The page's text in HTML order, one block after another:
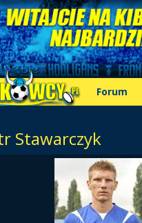
Forum
Stawarczyk